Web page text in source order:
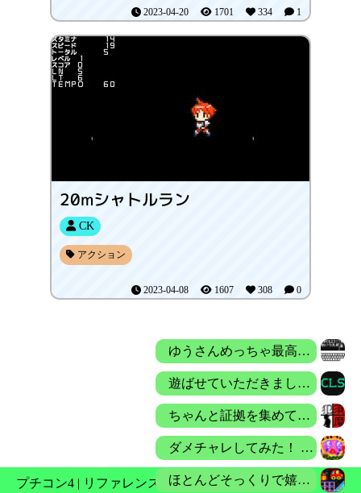
2023-04-20 1701 334 1
20mシャトルラン
CK
アクション
2023-04-08 1607 308 0
ほとんどそっくりで嬉しい！ ただ、音楽をOFFにする機能が欲しいかな・・￥
ダメチャレしてみた！ ・ダンジョン2ボス撃破 ・スキル1 魔法攻撃UP ・ふみこむ 武器攻撃力1110(最強プラズマガトリング) …スレイヤ 119880〜159840
ちゃんと証拠を集めてやっとクリアできました キャロルちゃんに幸あれ
遊ばせていただきました。 とてもコンソール画面の動作を再現していて、とても楽しめました！
ゆうさんめっちゃ最高！！
プチコン4 | リファレンス Nintendo Store